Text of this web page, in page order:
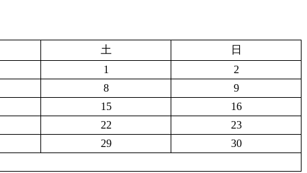
土
日
1
2
8
9
15
16
22
23
29
30